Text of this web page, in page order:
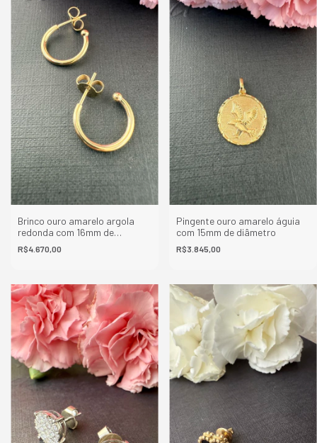
Brinco ouro amarelo argola
redonda com 16mm de
diâmetro
R$4.670,00
Pingente ouro amarelo águia
com 15mm de diâmetro
R$3.845,00